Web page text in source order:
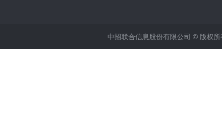
中招联合信息股份有限公司 © 版权